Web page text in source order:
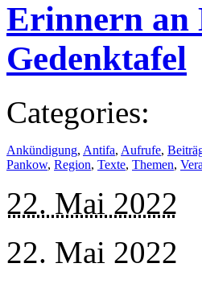
Erinnern an
Gedenktafel
Categories:
Ankündigung, Antifa, Aufrufe,
Pankow, Region, Texte, Themen,
22. Mai 2022
22. Mai 2022